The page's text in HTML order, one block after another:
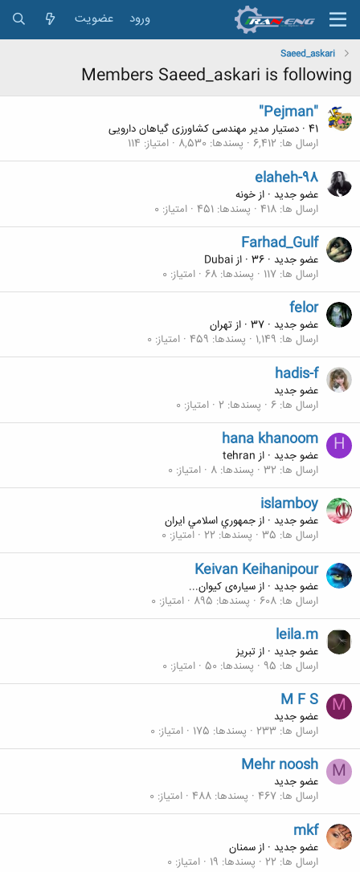
ورود عضویت
Saeed_askari
Members Saeed_askari is following
"Pejman"
دستیار مدیر مهندسی کشاورزی گیاهان دارویی · 41
ارسال ها 6,412 پسندها 8,530 امتیاز 114
elaheh-98
عضو جدید · ازخونه
ارسال ها 418 پسندها 451 امتیاز 0
Farhad_Gulf
عضو جدید ·
· ازDubai
ارسال ها 117 پسندها 68 امتیاز 0
felor
عضو جدید ·
· ازتهران
ارسال ها 1,149 پسندها 459 امتیاز 0
hadis-f
عضو جدید
ارسال ها 6 پسندها 2 امتیاز 0
H
hana khanoom
عضو جدید · از tehran
ارسال ها 32 پسندها 8 امتیاز 0
islamboy
عضو جدید · ازجمهوري اسلامي ايران
ارسال ها 35 پسندها 22 امتیاز 0
Keivan Keihanipour
عضو جدید · ازسیاره‌ی کیوان...
ارسال ها 608 پسندها 895 امتیاز 0
leila.m
عضو جدید · ازتبریز
ارسال ها 95 پسندها 50 امتیاز 0
M
M F S
عضو جدید
ارسال ها 233 پسندها 175 امتیاز 0
M
Mehr noosh
عضو جدید
ارسال ها 467 پسندها 488 امتیاز 0
mkf
عضو جدید · ازسمنان
ارسال ها 22 پسندها 19 امتیاز 0